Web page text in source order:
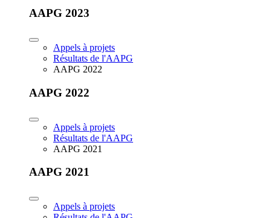
AAPG 2023
Appels à projets
Résultats de l'AAPG
AAPG 2022
AAPG 2022
Appels à projets
Résultats de l'AAPG
AAPG 2021
AAPG 2021
Appels à projets